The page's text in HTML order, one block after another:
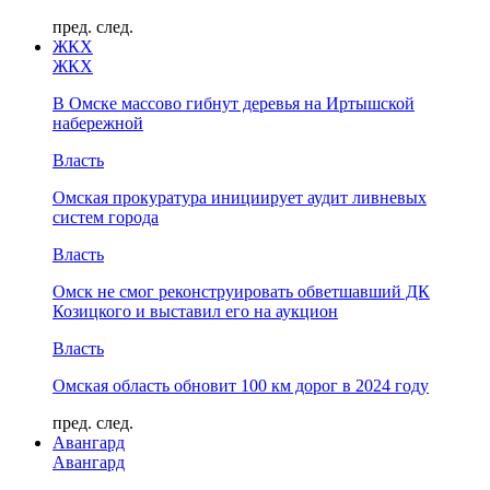
пред. след.
ЖКХ
ЖКХ
В Омске массово гибнут деревья на Иртышской
набережной
Власть
Омская прокуратура инициирует аудит ливневых
систем города
Власть
Омск не смог реконструировать обветшавший ДК
Козицкого и выставил его на аукцион
Власть
Омская область обновит 100 км дорог в 2024 году
пред. след.
Авангард
Авангард